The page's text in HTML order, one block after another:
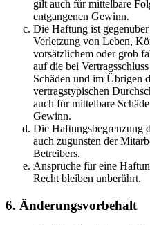
gilt auch für mittelbare
entgangenen Gewinn.
Die Haftung ist
Verletzung von Leben,
vorsätzlichem oder grob
auf die bei
Schäden und im Übrigen
vertragstypischen
auch für mittelbare
Gewinn.
Die Haftungsbegrenzung
auch zugunsten der
Betreibers.
Ansprüche für eine
Recht bleiben unberührt.
6. Änderungsvorbehalt